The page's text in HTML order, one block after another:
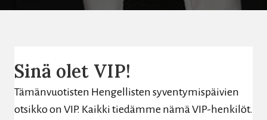
Sinä olet VIP!
Tämänvuotisten Hengellisten syventymispäivien
otsikko on VIP. Kaikki tiedämme nämä VIP-henkilöt.